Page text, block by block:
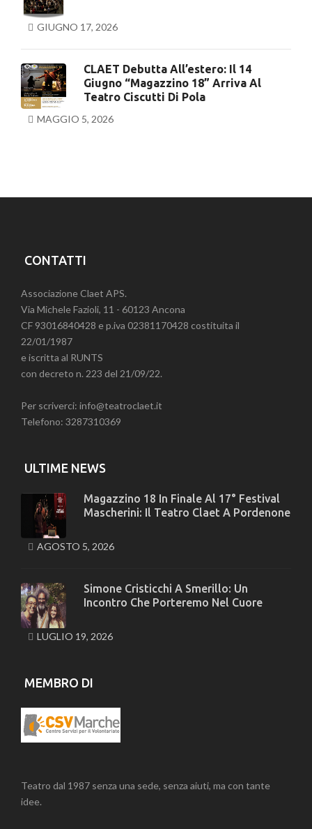
GIUGNO 17, 2026
CLAET Debutta All’estero: Il 14
Giugno “Magazzino 18” Arriva Al
Teatro Ciscutti Di Pola
MAGGIO 5, 2026
CONTATTI
Associazione Claet APS.
Via Michele Fazioli, 11 - 60123 Ancona
CF 93016840428 e p.iva 02381170428 costituita il
22/01/1987
e iscritta al RUNTS
con decreto n. 223 del 21/09/22.
Per scriverci: info@teatroclaet.it
Telefono: 3287310369
ULTIME NEWS
Magazzino 18 In Finale Al 17° Festival
Mascherini: Il Teatro Claet A Pordenone
AGOSTO 5, 2026
Simone Cristicchi A Smerillo: Un
Incontro Che Porteremo Nel Cuore
LUGLIO 19, 2026
MEMBRO DI
Teatro dal 1987 senza una sede, senza aiuti, ma con tante
idee.